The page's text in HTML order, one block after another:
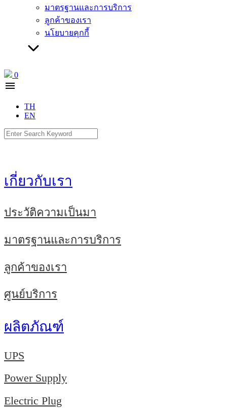
มาตรฐานและการบริการ
ลูกค้าของเรา
นโยบายคุกกี้
0
menu
TH
EN
Search
for:
เกี่ยวกับเรา
ประวัติความเป็นมา
มาตรฐานและการบริการ
ลูกค้าของเรา
ศูนย์บริการ
ผลิตภัณฑ์
UPS
Power Supply
Electric Plug